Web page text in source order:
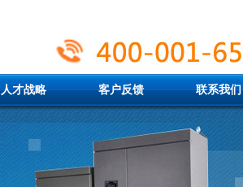
人才战略 客户反馈 联系我们